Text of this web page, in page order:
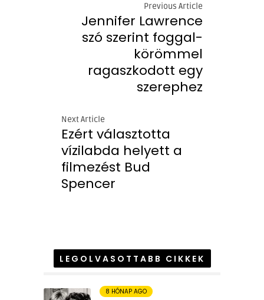
Previous Article
Jennifer Lawrence
szó szerint foggal-
körömmel
ragaszkodott egy
szerephez
Next Article
Ezért választotta
vízilabda helyett a
filmezést Bud
Spencer
LEGOLVASOTTABB CIKKEK
8 HÓNAP AGO